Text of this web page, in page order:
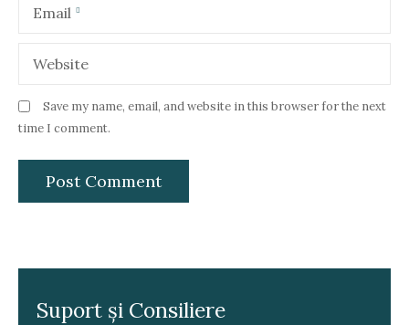
Email
Website
Save my name, email, and website in this browser for the next
time I comment.
Suport și Consiliere